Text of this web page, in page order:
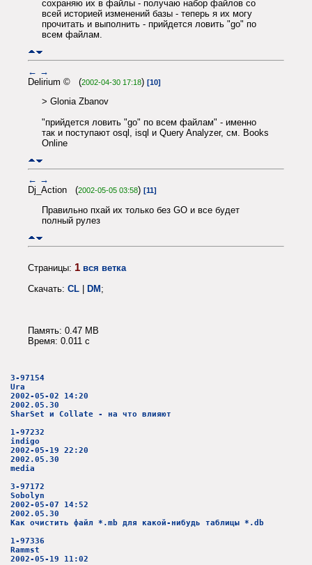
сохраняю их в файлы - получаю набор файлов со
всей историей изменений базы - теперь я их могу
прочитать и выполнить - прийдется ловить "go" по
всем файлам.
← →
Delirium © (2002-04-30 17:18) [10]
> Glonia Zbanov
"прийдется ловить "go" по всем файлам" - именно
так и поступают osql, isql и Query Analyzer, см. Books
Online
← →
Dj_Action (2002-05-05 03:58) [11]
Правильно пхай их только без GO и все будет
полный рулез
Страницы: 1 вся ветка
Скачать: CL DM ;
Память: 0.47 MB
Время: 0.011 c
3-97154
Ura
2002-05-02 14:20
2002.05.30
SharSet и Collate - на что влияют
1-97232
indigo
2002-05-19 22:20
2002.05.30
media
3-97172
Sobolyn
2002-05-07 14:52
2002.05.30
Как очистить файл *.mb для какой-нибудь таблицы *.db
1-97336
Rammst
2002-05-19 11:02